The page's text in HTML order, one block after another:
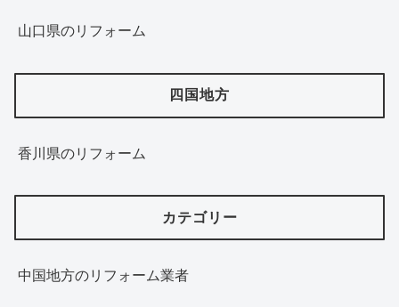
山口県のリフォーム
四国地方
香川県のリフォーム
カテゴリー
中国地方のリフォーム業者